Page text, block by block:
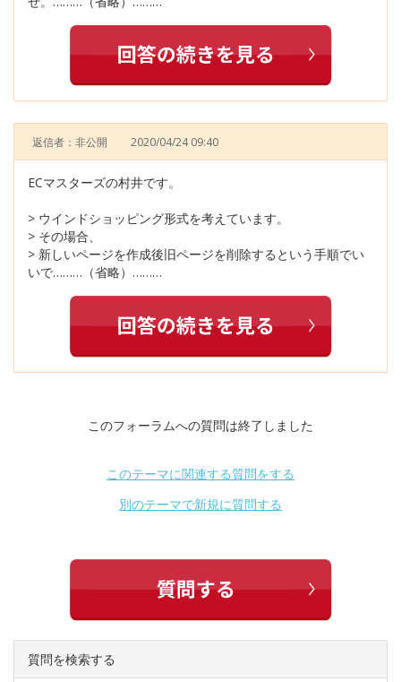
返信者：非公開 2020/04/24 09:40
ECマスターズの村井です。
> ウインドショッピング形式を考えています。
> その場合、
> 新しいページを作成後旧ページを削除するという手順でい
いで………（省略）………
このフォーラムへの質問は終了しました
このテーマに関連する質問をする
別のテーマで新規に質問する
質問を検索する